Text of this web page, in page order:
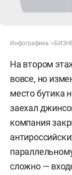
Инфографика:
На втором
вовсе, но
место бутика
заехал
компания
сложно —